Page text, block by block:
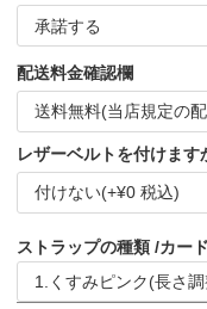
配送料金確認欄
レザーベルトを付けます
ストラップの種類 カー